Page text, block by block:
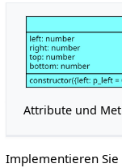
Attribute und
Implementieren Sie